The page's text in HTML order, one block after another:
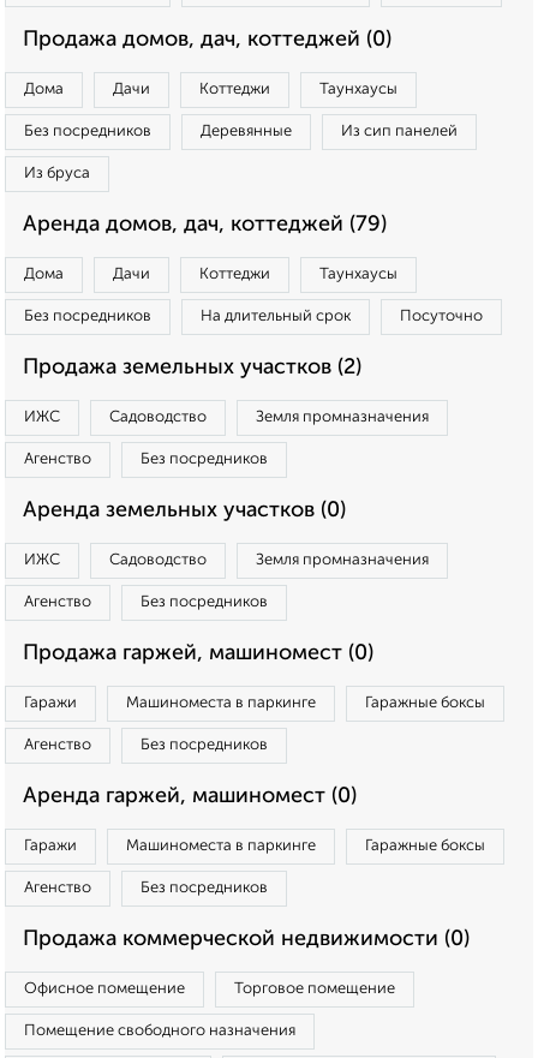
Продажа домов, дач, коттеджей (0)
Дома Дачи Коттеджи Таунхаусы
Без посредников Деревянные Из сип панелей
Из бруса
Аренда домов, дач, коттеджей (79)
Дома Дачи Коттеджи Таунхаусы
Без посредников На длительный срок Посуточно
Продажа земельных участков (2)
ИЖС Садоводство Земля промназначения
Агенство Без посредников
Аренда земельных участков (0)
ИЖС Садоводство Земля промназначения
Агенство Без посредников
Продажа гаржей, машиномест (0)
Гаражи Машиноместа в паркинге Гаражные боксы
Агенство Без посредников
Аренда гаржей, машиномест (0)
Гаражи Машиноместа в паркинге Гаражные боксы
Агенство Без посредников
Продажа коммерческой недвижимости (0)
Офисное помещение Торговое помещение
Помещение свободного назначения